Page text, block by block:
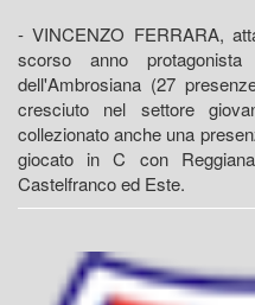
- VINCENZO FERRARA,
scorso anno
dell'Ambrosiana (27
cresciuto nel settore
collezionato anche una
giocato in C con
Castelfranco ed Este.